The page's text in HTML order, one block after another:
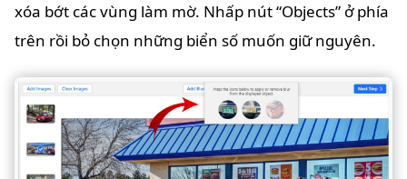
xóa bớt các vùng làm mờ. Nhấp nút “Objects” ở phía
trên rồi bỏ chọn những biển số muốn giữ nguyên.